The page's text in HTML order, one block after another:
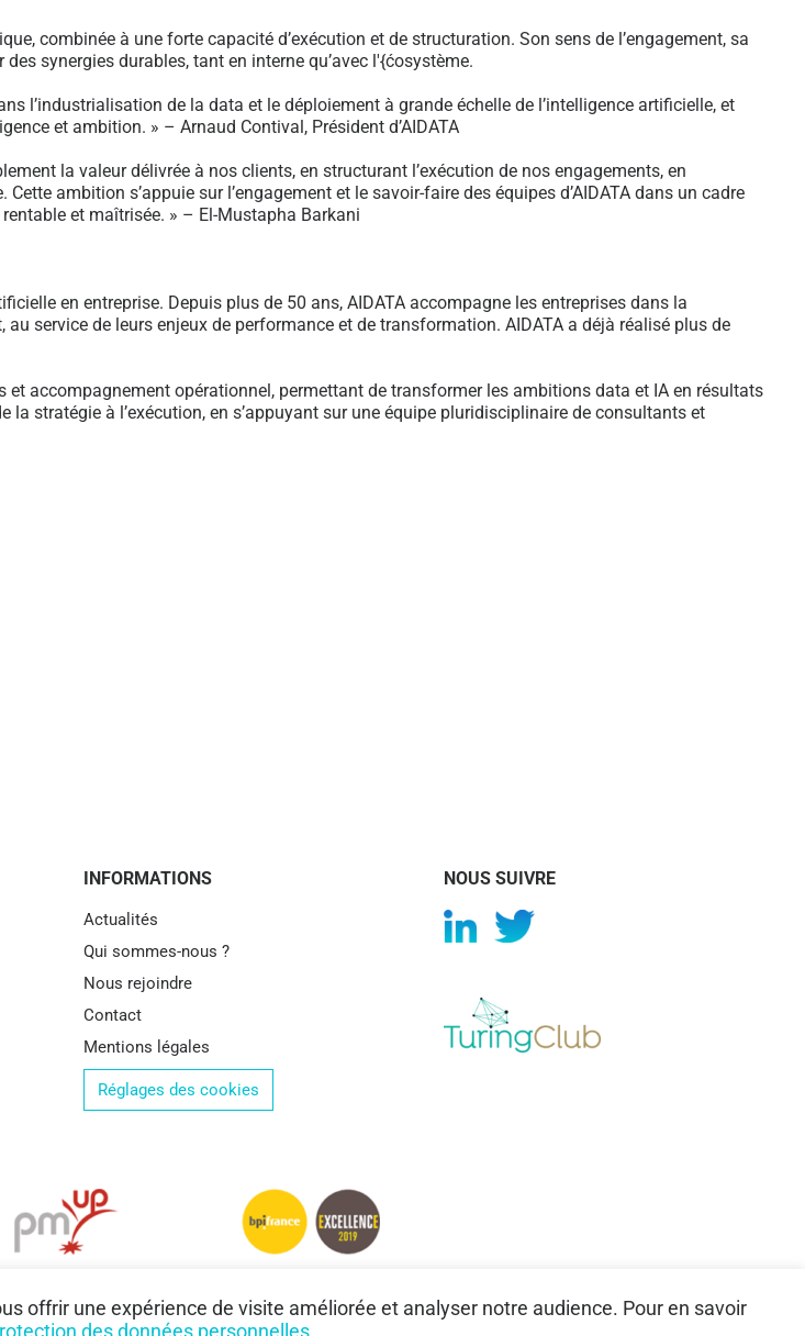
combinée à une forte capacité d’exécution et de structuration. Son sens de l’engagement, sa
synergies durables, tant en interne qu’avec l'{ćosystème.
l’industrialisation de la data et le déploiement à grande échelle de l’intelligence artificielle, et
et ambition. » – Arnaud Contival, Président d’AIDATA
la valeur délivrée à nos clients, en structurant l’exécution de nos engagements, en
ambition s’appuie sur l’engagement et le savoir-faire des équipes d’AIDATA dans un cadre
et maîtrisée. » – El-Mustapha Barkani
en entreprise. Depuis plus de 50 ans, AIDATA accompagne les entreprises dans la
service de leurs enjeux de performance et de transformation. AIDATA a déjà réalisé plus de
accompagnement opérationnel, permettant de transformer les ambitions data et IA en résultats
la stratégie à l’exécution, en s’appuyant sur une équipe pluridisciplinaire de consultants et
INFORMATIONS
Actualités
Qui sommes-nous ?
Nous rejoindre
Contact
Mentions légales
Réglages des cookies
NOUS SUIVRE
offrir une expérience de visite améliorée et analyser notre audience. Pour en savoir
des données personnelles